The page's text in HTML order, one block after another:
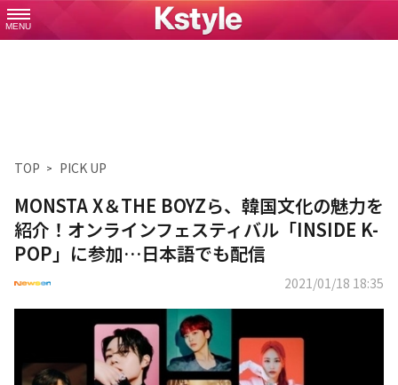
MENU
TOP PICK UP
MONSTA X＆THE BOYZら、韓国文化の魅力を
紹介！オンラインフェスティバル「INSIDE K-
POP」に参加…日本語でも配信
2021/01/18 18:35